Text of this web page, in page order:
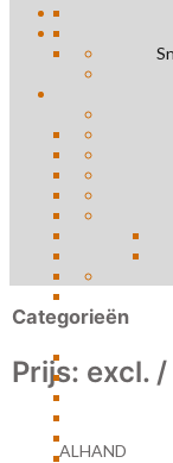
Categorieën
Prijs: excl.
ALHAND